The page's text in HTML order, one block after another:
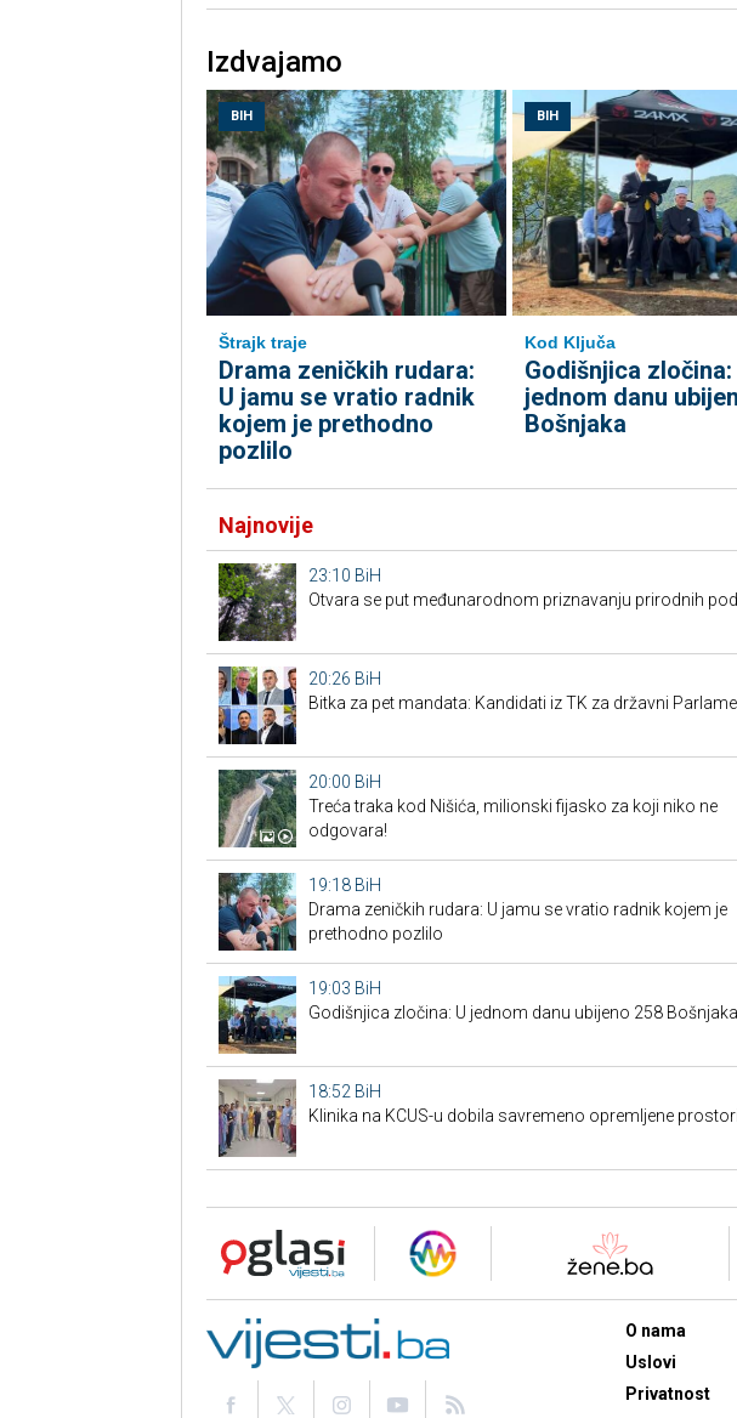
Izdvajamo
BIH
Štrajk traje
Drama zeničkih rudara:
U jamu se vratio radnik
kojem je prethodno
pozlilo
BIH
Kod Ključa
Godišnjica zločina:
jednom danu
Bošnjaka
Najnovije
23:10 BiH
Otvara se put međunarodnom priznavanju prirodnih
20:26 BiH
Bitka za pet mandata: Kandidati iz TK za državni
20:00 BiH
Treća traka kod Nišića, milionski fijasko za koji niko ne
odgovara!
19:18 BiH
Drama zeničkih rudara: U jamu se vratio radnik kojem je
prethodno pozlilo
19:03 BiH
Godišnjica zločina: U jednom danu ubijeno 258 Bošnjaka
18:52 BiH
Klinika na KCUS-u dobila savremeno opremljene
O nama
Uslovi
Privatnost